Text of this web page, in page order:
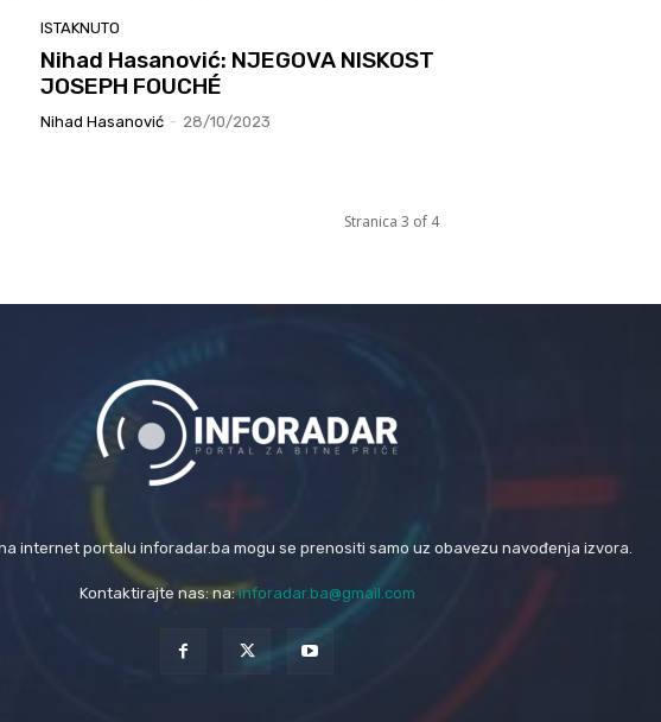
ISTAKNUTO
Nihad Hasanović: NJEGOVA NISKOST
JOSEPH FOUCHÉ
Nihad Hasanović - 28/10/2023
Stranica 3 of 4
internet portalu inforadar.ba mogu se prenositi samo uz obavezu navođenja izvora.
Kontaktirajte nas: na:inforadar.ba@gmail.com